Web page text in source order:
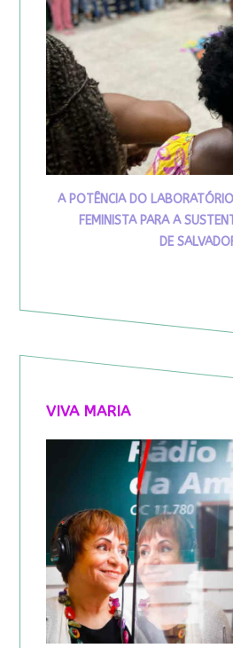
A POTÊNCIA DO
FEMINISTA PARA A
DE
VIVA MARIA